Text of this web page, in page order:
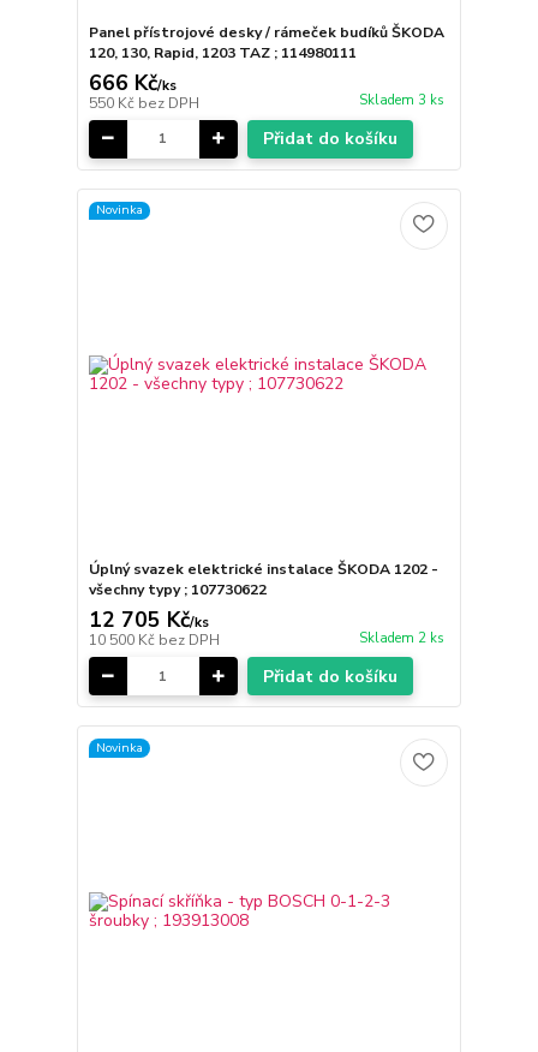
Panel přístrojové desky / rámeček budíků ŠKODA
120, 130, Rapid, 1203 TAZ ; 114980111
666 Kč/ks
550 Kč bez DPH Skladem 3 ks
Přidat do košíku
Novinka
Úplný svazek elektrické instalace ŠKODA 1202 -
všechny typy ; 107730622
12 705 Kč/ks
10 500 Kč bez DPH Skladem 2 ks
Přidat do košíku
Novinka